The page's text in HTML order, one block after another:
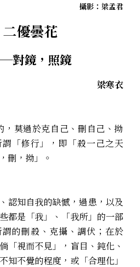
隔山的道人！
攝影：梁孟君
二優曇花
─對鏡，照鏡
梁寒衣
「修行」，即「殺一己之天
刪，拗」。
都是「我」、「我所」的一部
的刪殺、克攝、調伏；在於
「視而不見」，盲目、鈍化、
知不覺的程度，或「合理化」